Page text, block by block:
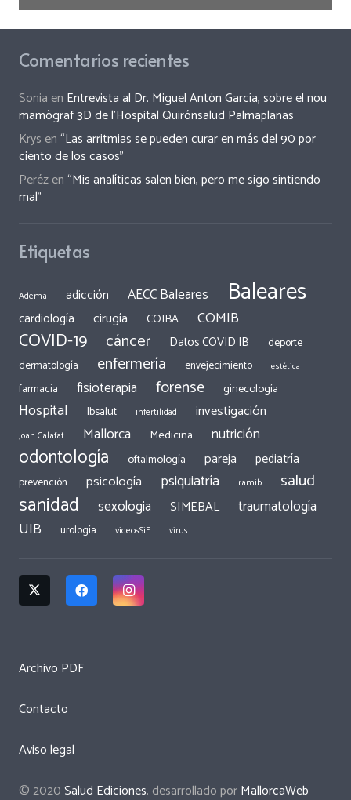
Comentarios recientes
Sonia en Entrevista al Dr. Miguel Antón García, sobre el nou
mamògraf 3D de l’Hospital Quirónsalud Palmaplanas
Krys en“Las arritmias se pueden curar en más del 90 por
ciento de los casos”
Perézen“Mis analíticas salen bien, pero me sigo sintiendo
mal”
Etiquetas
Adema adicción AECC Baleares Baleares
cardiología cirugía COIBA COMIB
COVID-19 cáncer Datos COVID IB
deporte
dermatología
enfermería envejecimiento estética
farmacia fisioterapia forense ginecología
Hospital Ibsalut infertilidad investigación
Joan Calafat Mallorca Medicina nutrición
odontología oftalmología pareja pediatría
prevención psicología psiquiatría ramib salud
sanidad sexologia SIMEBAL traumatología
UIB urología videosSiF virus
Archivo PDF
Contacto
Aviso legal
© 2020Salud Ediciones, desarrollado porMallorcaWeb